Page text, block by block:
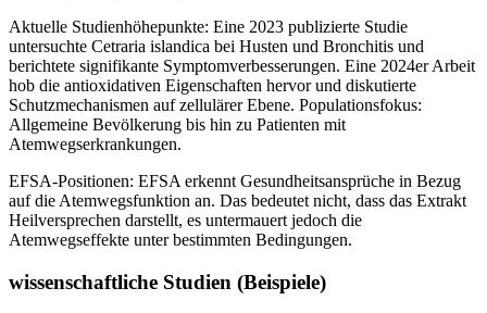
Aktuelle Studienhöhepunkte: Eine 2023 publizierte Studie
untersuchte Cetraria islandica bei Husten und Bronchitis und
berichtete signifikante Symptomverbesserungen. Eine 2024er Arbeit
hob die antioxidativen Eigenschaften hervor und diskutierte
Schutzmechanismen auf zellulärer Ebene. Populationsfokus:
Allgemeine Bevölkerung bis hin zu Patienten mit
Atemwegserkrankungen.
EFSA-Positionen: EFSA erkennt Gesundheitsansprüche in Bezug
auf die Atemwegsfunktion an. Das bedeutet nicht, dass das Extrakt
Heilversprechen darstellt, es untermauert jedoch die
Atemwegseffekte unter bestimmten Bedingungen.
wissenschaftliche Studien (Beispiele)